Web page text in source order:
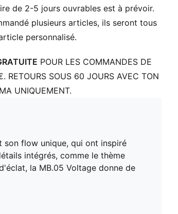
de 2-5 jours ouvrables est à prévoir.
plusieurs articles, ils seront tous
personnalisé.
POUR LES COMMANDES DE
RETOURS SOUS 60 JOURS AVEC TON
UNIQUEMENT.
son flow unique, qui ont inspiré
intégrés, comme le thème
la MB.05 Voltage donne de